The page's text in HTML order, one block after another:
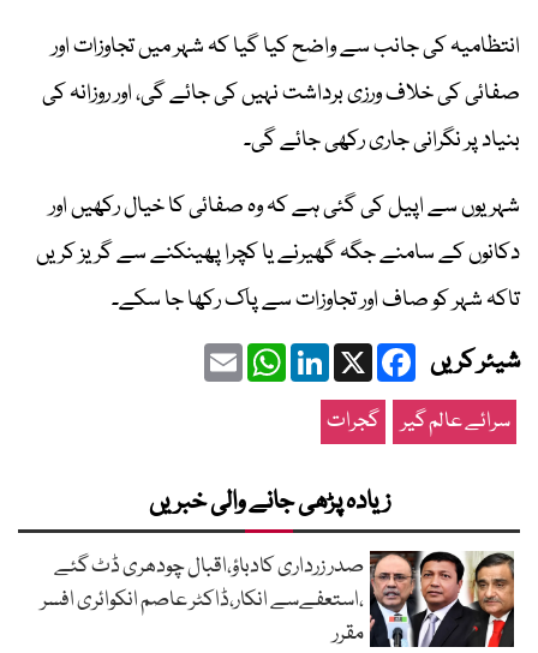
انتظامیہ کی جانب سے واضح کیا گیا کہ شہر میں تجاوزات اور
صفائی کی خلاف ورزی برداشت نہیں کی جائے گی، اور روزانہ کی
بنیاد پر نگرانی جاری رکھی جائے گی۔
شہریوں سے اپیل کی گئی ہے کہ وہ صفائی کا خیال رکھیں اور
دکانوں کے سامنے جگہ گھیرنے یا کچرا پھینکنے سے گریز کریں
تاکہ شہر کو صاف اور تجاوزات سے پاک رکھا جا سکے۔
شیئر کریں Facebook
X
LinkedIn
WhatsApp
Email
سرائے عالم گیر گجرات
زیادہ پڑھی جانے والی خبریں
صدر زرداری کادباؤ،اقبال چودھری ڈٹ گئے
،استعفےسے انکار،ڈاکٹر عاصم انکوائری افسر
مقرر